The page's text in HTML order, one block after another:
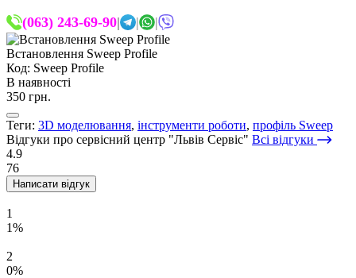
(063) 243-69-90| | |
Встановлення Sweep Profile
Код: Sweep Profile
В наявності
350 грн.
Теги: 3D моделювання, інструменти роботи, профіль Sweep
Відгуки про сервісний центр "Львів Сервіс" Всі відгуки
4.9
76
Написати відгук
1
1%
2
0%